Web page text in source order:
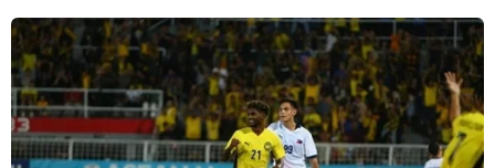
(Vnews/Vietnam+)